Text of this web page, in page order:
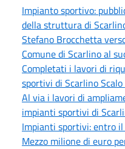
Impianto sportivo:
della struttura di
Stefano Brocchetta
Comune di Scarlino al
Completati i lavori di
sportivi di Scarlino Scalo
Al via i lavori di
impianti sportivi di
Impianti sportivi: entro
Mezzo milione di euro